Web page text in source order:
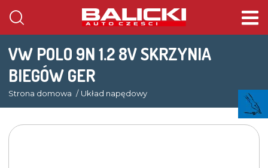
VW POLO 9N 1.2 8V SKRZYNIA
BIEGÓW GER
Strona domowa Układ napędowy